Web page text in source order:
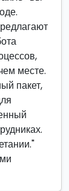
месте.
пакет,